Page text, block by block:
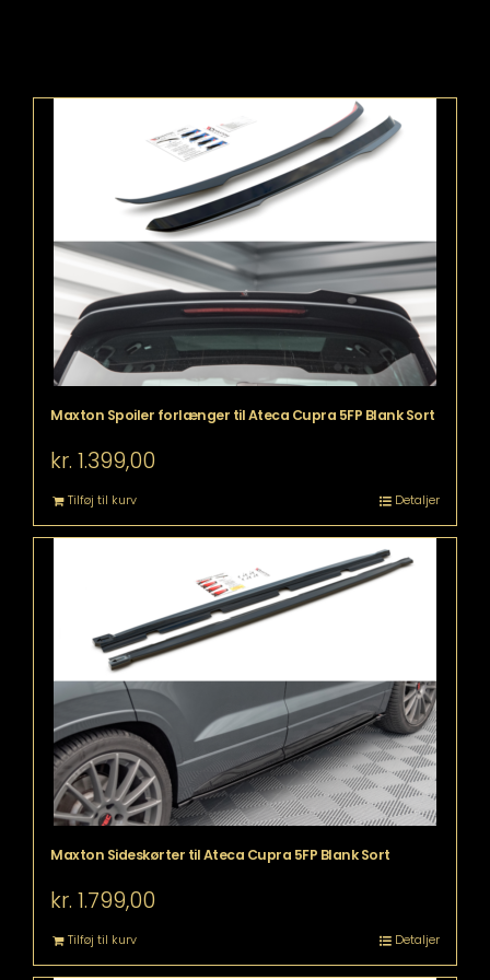
Maxton Spoiler forlænger til Ateca Cupra 5FP Blank Sort
kr. 1.399,00
Tilføj til kurv Detaljer
Maxton Sideskørter til Ateca Cupra 5FP Blank Sort
kr. 1.799,00
Tilføj til kurv Detaljer